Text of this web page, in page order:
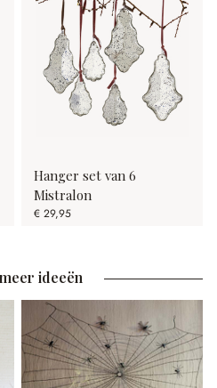
Hanger set van 6
Mistralon
€ 29,95
ideeën